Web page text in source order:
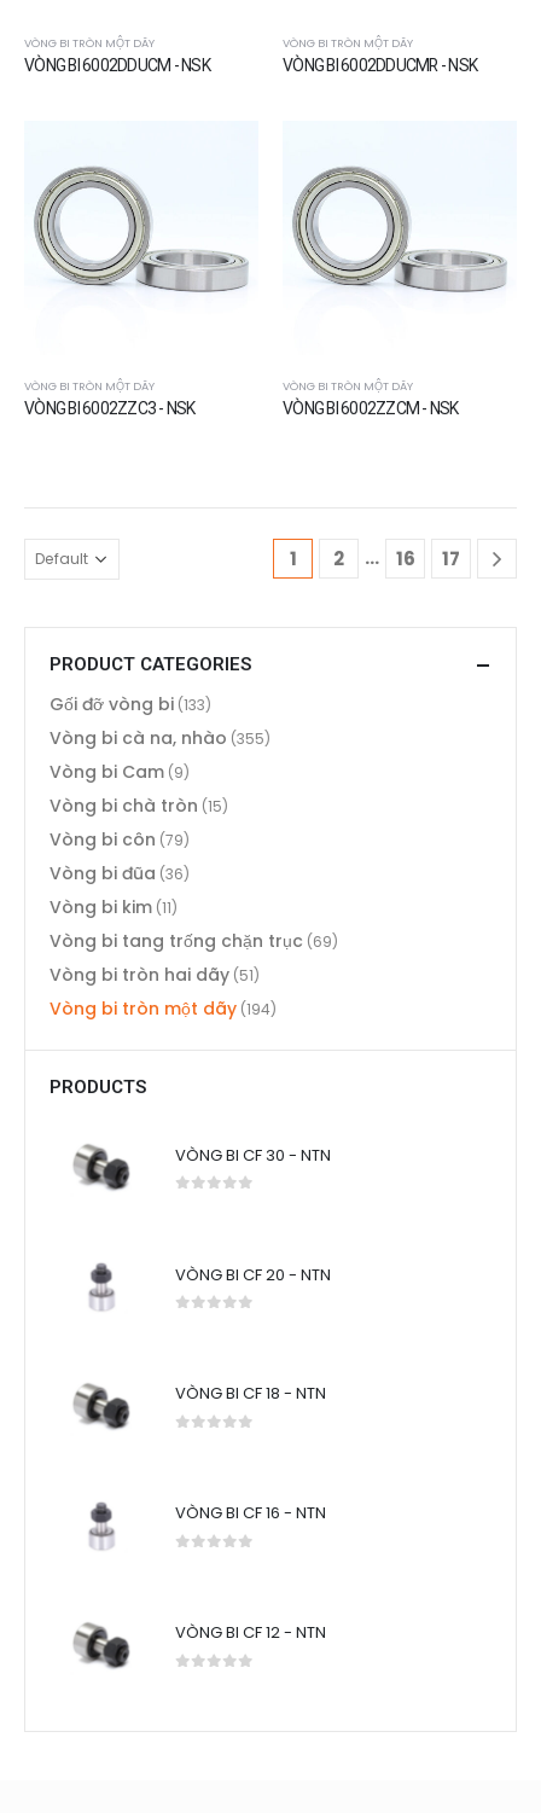
VÒNG BI TRÒN MỘT DÃY
VÒNG BI 6002DDUCM - NSK
VÒNG BI TRÒN MỘT DÃY
VÒNG BI 6002DDUCMR - NSK
VÒNG BI TRÒN MỘT DÃY
VÒNG BI 6002ZZC3 - NSK
VÒNG BI TRÒN MỘT DÃY
VÒNG BI 6002ZZCM - NSK
1 2 … 16 17
PRODUCT CATEGORIES
Gối đỡ vòng bi (133)
Vòng bi cà na, nhào (355)
Vòng bi Cam (9)
Vòng bi chà tròn (15)
Vòng bi côn (79)
Vòng bi đũa (36)
Vòng bi kim (11)
Vòng bi tang trống chặn trục (69)
Vòng bi tròn hai dãy (51)
Vòng bi tròn một dãy (194)
PRODUCTS
VÒNG BI CF 30 - NTN
VÒNG BI CF 20 - NTN
VÒNG BI CF 18 - NTN
VÒNG BI CF 16 - NTN
VÒNG BI CF 12 - NTN